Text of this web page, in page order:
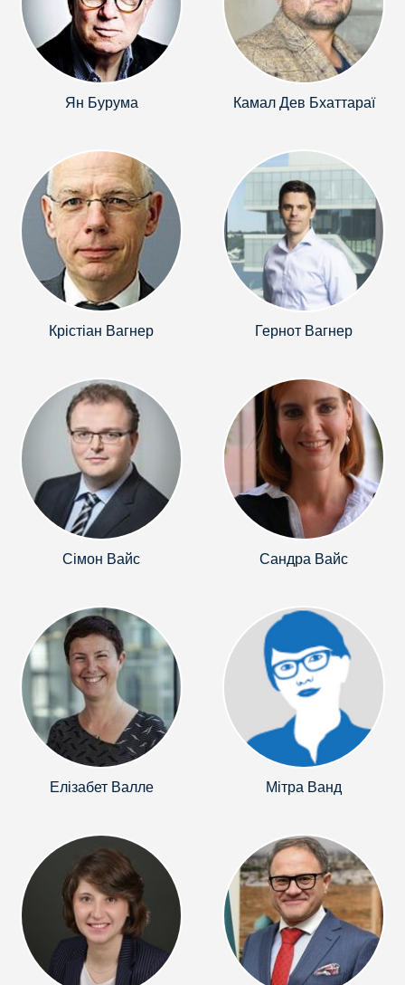
Ян Бурума Камал Дев Бхаттараї
Крістіан Вагнер Гернот Вагнер
Сімон Вайс Сандра Вайс
Елізабет Валле Мітра Ванд